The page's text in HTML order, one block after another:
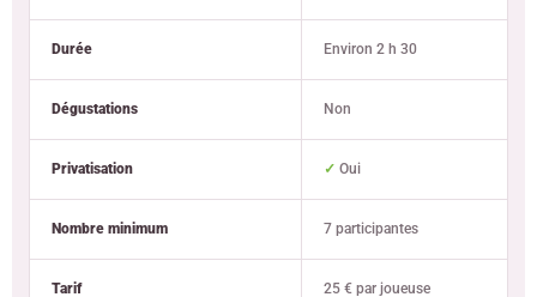
Durée Environ 2 h 30
Dégustations Non
Privatisation ✓ Oui
Nombre minimum 7 participantes
Tarif 25 € par joueuse